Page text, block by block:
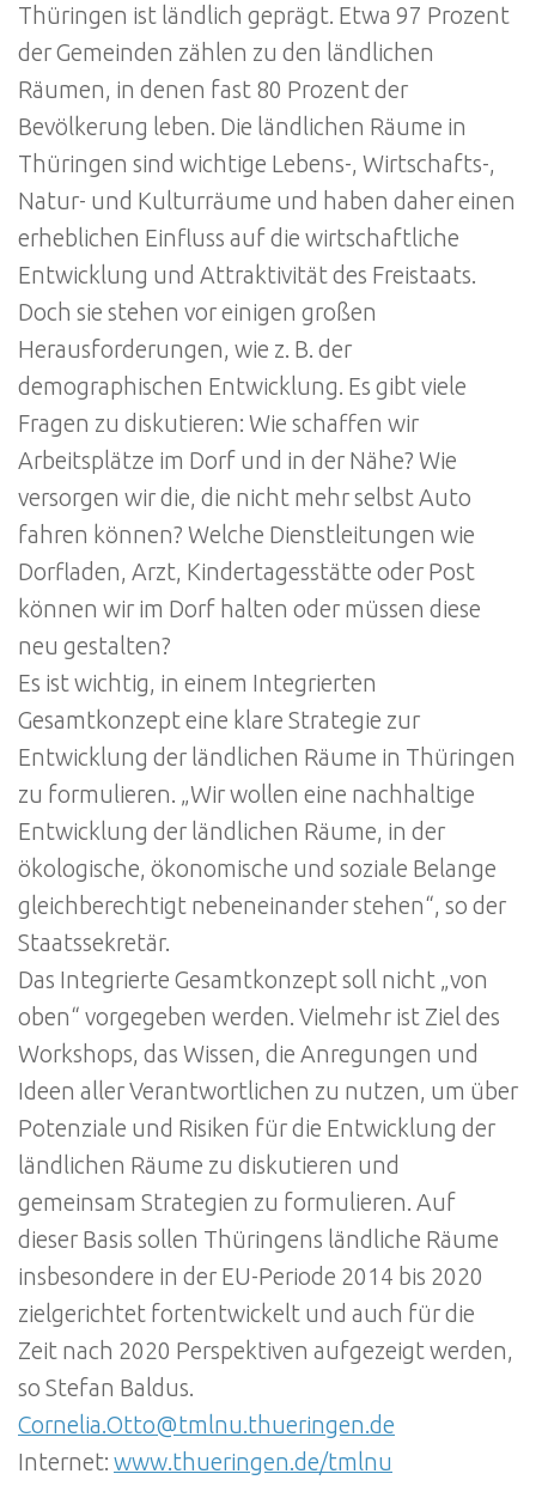
Thüringen ist ländlich geprägt. Etwa 97 Prozent
der Gemeinden zählen zu den ländlichen
Räumen, in denen fast 80 Prozent der
Bevölkerung leben. Die ländlichen Räume in
Thüringen sind wichtige Lebens-, Wirtschafts-,
Natur- und Kulturräume und haben daher einen
erheblichen Einfluss auf die wirtschaftliche
Entwicklung und Attraktivität des Freistaats.
Doch sie stehen vor einigen großen
Herausforderungen, wie z. B. der
demographischen Entwicklung. Es gibt viele
Fragen zu diskutieren: Wie schaffen wir
Arbeitsplätze im Dorf und in der Nähe? Wie
versorgen wir die, die nicht mehr selbst Auto
fahren können? Welche Dienstleitungen wie
Dorfladen, Arzt, Kindertagesstätte oder Post
können wir im Dorf halten oder müssen diese
neu gestalten?
Es ist wichtig, in einem Integrierten
Gesamtkonzept eine klare Strategie zur
Entwicklung der ländlichen Räume in Thüringen
zu formulieren. „Wir wollen eine nachhaltige
Entwicklung der ländlichen Räume, in der
ökologische, ökonomische und soziale Belange
gleichberechtigt nebeneinander stehen“, so der
Staatssekretär.
Das Integrierte Gesamtkonzept soll nicht „von
oben“ vorgegeben werden. Vielmehr ist Ziel des
Workshops, das Wissen, die Anregungen und
Ideen aller Verantwortlichen zu nutzen, um über
Potenziale und Risiken für die Entwicklung der
ländlichen Räume zu diskutieren und
gemeinsam Strategien zu formulieren. Auf
dieser Basis sollen Thüringens ländliche Räume
insbesondere in der EU-Periode 2014 bis 2020
zielgerichtet fortentwickelt und auch für die
Zeit nach 2020 Perspektiven aufgezeigt werden,
so Stefan Baldus.
Cornelia.Otto@tmlnu.thueringen.de
Internet: www.thueringen.de/tmlnu